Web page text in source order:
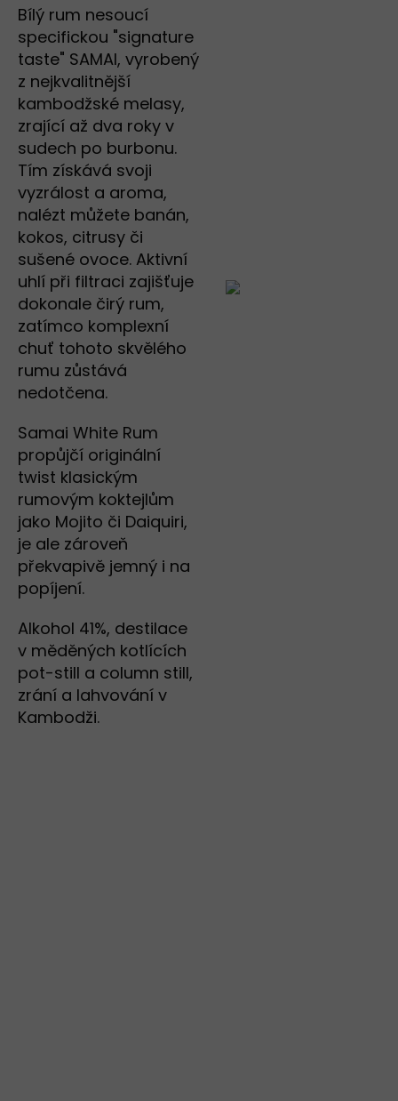
Bílý rum nesoucí
specifickou "signature
taste" SAMAI, vyrobený
z nejkvalitnější
kambodžské melasy,
zrající až dva roky v
sudech po burbonu.
Tím získává svoji
vyzrálost a aroma,
nalézt můžete banán,
kokos, citrusy či
sušené ovoce. Aktivní
uhlí při filtraci zajišťuje
dokonale čirý rum,
zatímco komplexní
chuť tohoto skvělého
rumu zůstává
nedotčena.
Samai White Rum
propůjčí originální
twist klasickým
rumovým koktejlům
jako Mojito či Daiquiri,
je ale zároveň
překvapivě jemný i na
popíjení.
Alkohol 41%, destilace
v měděných kotlících
pot-still a column still,
zrání a lahvování v
Kambodži.